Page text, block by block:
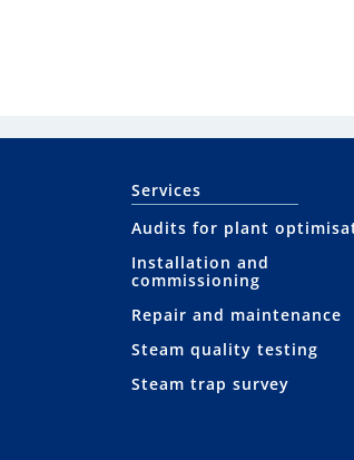
Services
Audits for plant
Installation and
commissioning
Repair and maintenance
Steam quality testing
Steam trap survey